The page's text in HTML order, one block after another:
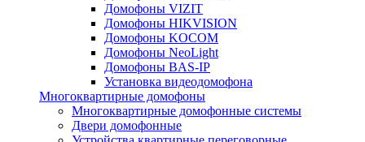
Домофоны VIZIT
Домофоны HIKVISION
Домофоны KOCOM
Домофоны NeoLight
Домофоны BAS-IP
Установка видеодомофона
Многоквартирные домофоны
Многоквартирные домофонные системы
Двери домофонные